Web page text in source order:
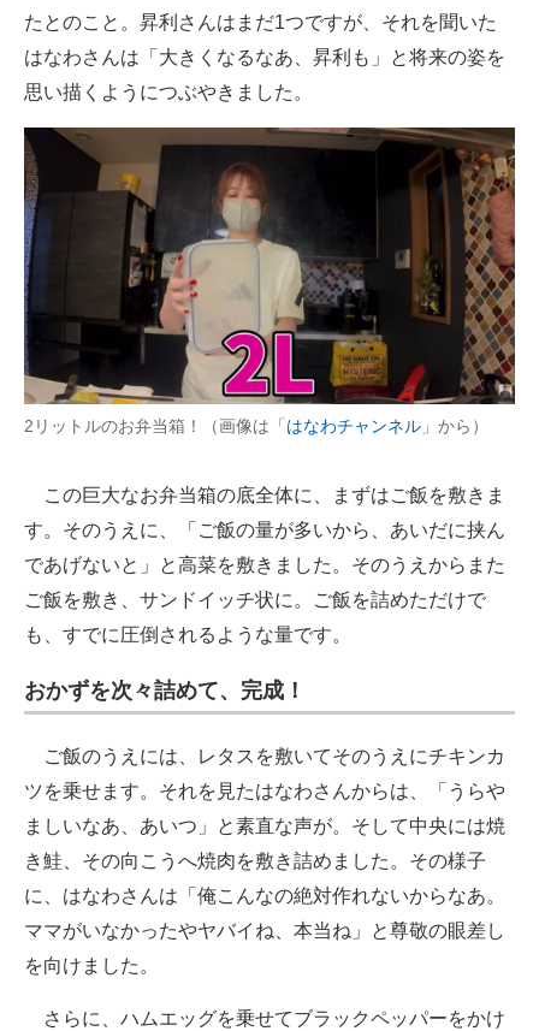
たとのこと。昇利さんはまだ1つですが、それを聞いた
はなわさんは「大きくなるなあ、昇利も」と将来の姿を
思い描くようにつぶやきました。
2リットルのお弁当箱！（画像は「 はなわチャンネル 」から）
この巨大なお弁当箱の底全体に、まずはご飯を敷きま
す。そのうえに、「ご飯の量が多いから、あいだに挟ん
であげないと」と高菜を敷きました。そのうえからまた
ご飯を敷き、サンドイッチ状に。ご飯を詰めただけで
も、すでに圧倒されるような量です。
おかずを次々詰めて、完成！
ご飯のうえには、レタスを敷いてそのうえにチキンカ
ツを乗せます。それを見たはなわさんからは、「うらや
ましいなあ、あいつ」と素直な声が。そして中央には焼
き鮭、その向こうへ焼肉を敷き詰めました。その様子
に、はなわさんは「俺こんなの絶対作れないからなあ。
ママがいなかったやヤバイね、本当ね」と尊敬の眼差し
を向けました。
さらに、ハムエッグを乗せてブラックペッパーをかけ